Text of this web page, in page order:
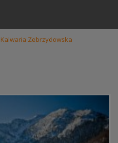
Kalwaria Zebrzydowska